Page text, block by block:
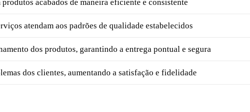
acabados de maneira eficiente e consistente
atendam aos padrões de qualidade estabelecidos
dos produtos, garantindo a entrega pontual e segura
dos clientes, aumentando a satisfação e fidelidade